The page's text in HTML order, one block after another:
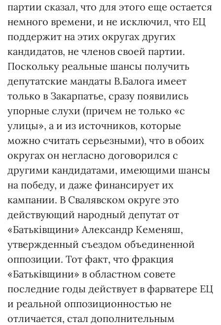
партии сказал, что для этого еще остается
немного времени, и не исключил, что ЕЦ
поддержит на этих округах других
кандидатов, не членов своей партии.
Поскольку реальные шансы получить
депутатские мандаты В.Балога имеет
только в Закарпатье, сразу появились
упорные слухи (причем не только «с
улицы», а и из источников, которые
можно считать серьезными), что в обоих
округах он негласно договорился с
другими кандидатами, имеющими шансы
на победу, и даже финансирует их
кампании. В Свалявском округе это
действующий народный депутат от
«Батьківщини» Александр Кеменяш,
утвержденный съездом объединенной
оппозиции. Тот факт, что фракция
«Батьківщини» в областном совете
последние годы действует в фарватере ЕЦ
и реальной оппозиционностью не
отличается, стал дополнительным